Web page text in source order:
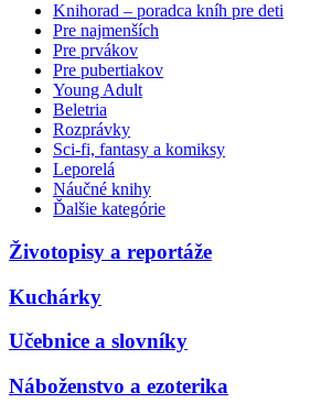
Knihorad – poradca kníh pre deti
Pre najmenších
Pre prvákov
Pre pubertiakov
Young Adult
Beletria
Rozprávky
Sci-fi, fantasy a komiksy
Leporelá
Náučné knihy
Ďalšie kategórie
Životopisy a reportáže
Kuchárky
Učebnice a slovníky
Náboženstvo a ezoterika